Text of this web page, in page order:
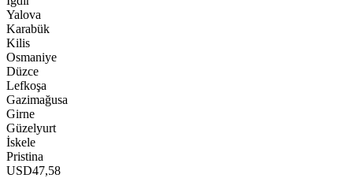
Yalova
Karabük
Kilis
Osmaniye
Düzce
Lefkoşa
Gazimağusa
Girne
Güzelyurt
İskele
Pristina
USD47,58